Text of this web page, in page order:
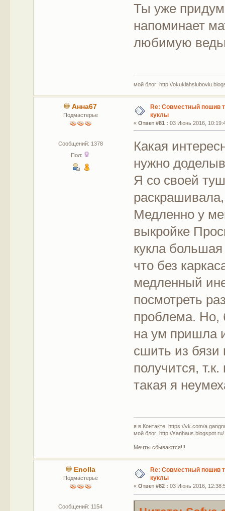
Ты уже
напоминает
любимую
мой блог: http://
Анна67
Подмастерье
Сообщений: 1378
Пол:
Re: Совместный пошив
куклы
«Ответ #81 : 03 Июнь 2016,
Какая
нужно
Я со своей
Медленно у
выкройке
кукла
что без
медленный
посмотреть
проблема. Но,
на ум пришла
сшить из бязи
получится,
такая я
я в Контакте https://vk.com/
мой блог http://sanhaus.blogspot.ru/
Мечты сбываются!!!
Enolla
Подмастерье
Сообщений: 1154
Re: Совместный пошив
куклы
«Ответ #82 : 03 Июнь 2016,